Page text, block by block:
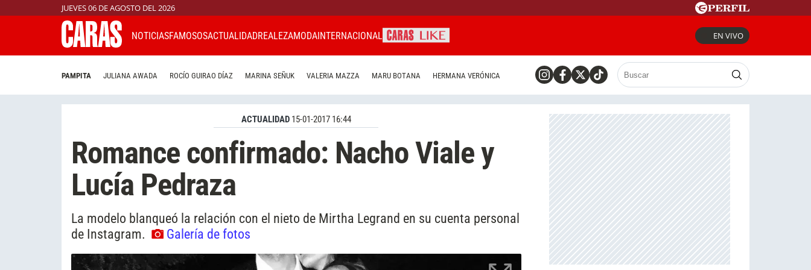
JUEVES 06 DE AGOSTO DEL 2026
NOTICIASFAMOSOSACTUALIDADREALEZAMODAINTERNACIONAL EN VIVO
PAMPITA JULIANA AWADA ROCÍO GUIRAO DÍAZ MARINA SEÑUK VALERIA MAZZA MARU BOTANA HERMANA VERÓNICA
ACTUALIDAD 15-01-2017 16:44
Romance confirmado: Nacho Viale y
Lucía Pedraza
La modelo blanqueó la relación con el nieto de Mirtha Legrand en su cuenta personal
de Instagram.
Galería de fotos